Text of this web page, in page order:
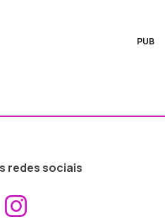
PUB
redes sociais
Aceder ao